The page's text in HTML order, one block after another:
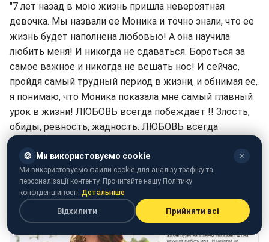
"7 лет назад в мою жизнь пришла невероятная
девочка. Мы назвали ее Моника и точно знали, что ее
жизнь будет наполнена любовью! А она научила
любить меня! И никогда не сдаваться. Бороться за
самое важное и никогда не вешать нос! И сейчас,
пройдя самый трудный период в жизни, и обнимая ее,
я понимаю, что Моника показала мне самый главный
урок в жизни! ЛЮБОВЬ всегда побеждает !! Злость,
обиды, ревность, жадность. ЛЮБОВЬ всегда
первостепенна! С Днем Рождениям, мой маленький
цветочек! Я сделаю все, чтоб ты была счастлива и
любима!", - написала Седокова.
🍪 Ми використовуємо cookie ✕
Ми використовуємо файли cookie для аналізу трафіку та
персоналізації контенту. Прочитайте нашу Політику
конфіденційності. Детальніше
Відхилити Прийняти всі